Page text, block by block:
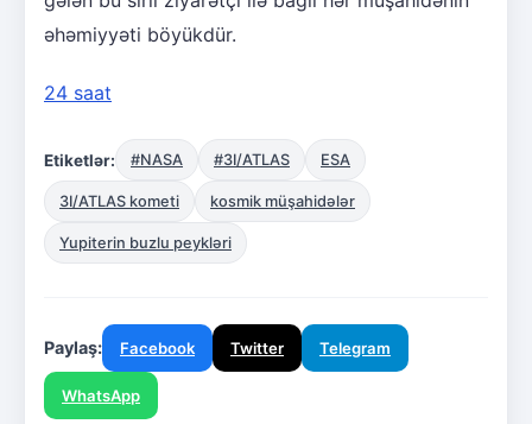
əhəmiyyəti böyükdür.
24 saat
Etiketlər: #NASA #3I/ATLAS ESA
3I/ATLAS kometi kosmik müşahidələr
Yupiterin buzlu peykləri
Paylaş: Facebook Twitter Telegram
WhatsApp